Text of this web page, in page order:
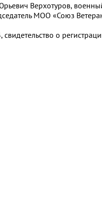
Верхотуров,
МОО «Союз
о